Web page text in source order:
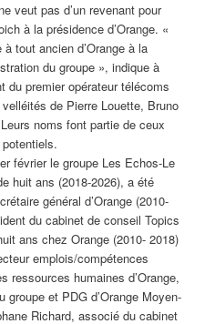
veut pas d’un revenant pour
à la présidence d’Orange. «
tout ancien d’Orange à la
du groupe », indique à
du premier opérateur télécoms
de Pierre Louette, Bruno
noms font partie de ceux
février le groupe Les Echos-Le
huit ans (2018-2026), a été
général d’Orange (2010-
du cabinet de conseil Topics
ans chez Orange (2010- 2018)
emplois/compétences
ressources humaines d’Orange,
et PDG d’Orange Moyen-
Richard, associé du cabinet